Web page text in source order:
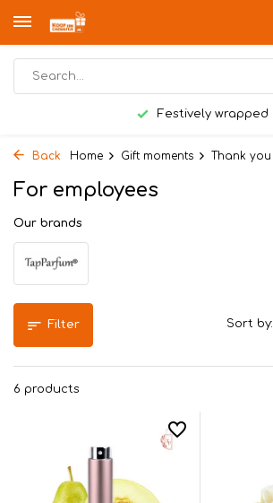
Festively wrapped
Back Home Gift moments Thank you
For employees
Our brands
Filter
6 products
Sort by: